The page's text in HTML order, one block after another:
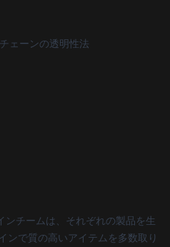
ェーンの透明性法
チームは、それぞれの製品を生
ンで質の高いアイテムを多数取り